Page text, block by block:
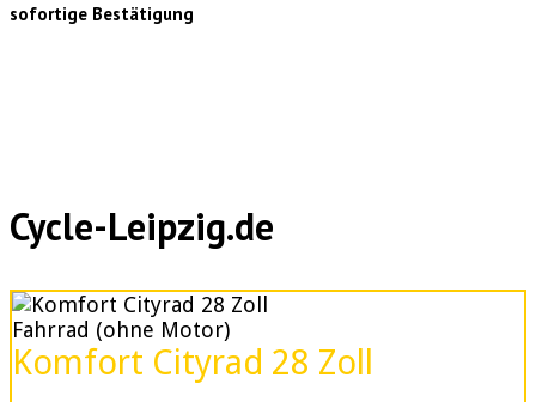
sofortige Bestätigung
Cycle-Leipzig.de
Fahrrad (ohne Motor)
Komfort Cityrad 28 Zoll